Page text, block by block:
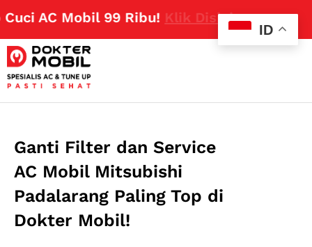
AC Mobil 99 Ribu!Klik Disini
Ganti Filter dan Service
AC Mobil Mitsubishi
Padalarang Paling Top di
Dokter Mobil!
ID